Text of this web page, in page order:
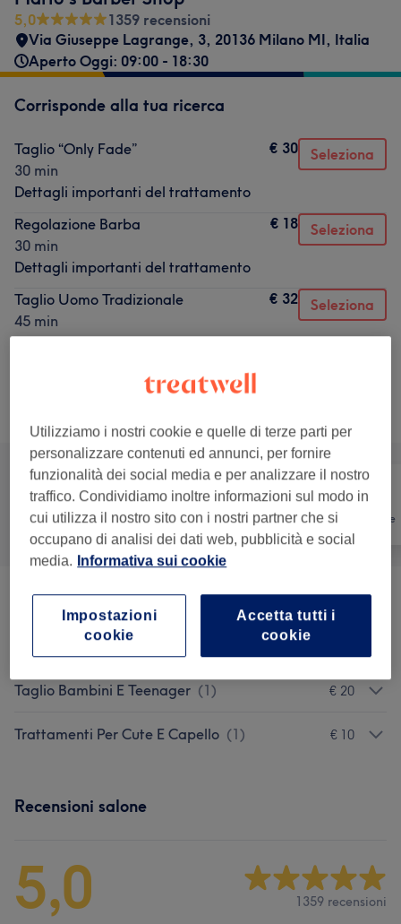
5,0
1359 recensioni
Via Giuseppe Lagrange, 3, 20136 Milano MI, Italia
Aperto Oggi: 09:00 - 18:30
Corrisponde alla tua ricerca
Taglio “Only Fade”
30 min
Dettagli importanti del trattamento
€ 30 Seleziona
Regolazione Barba
30 min
Dettagli importanti del trattamento
€ 18 Seleziona
Taglio Uomo Tradizionale
45 min
Dettagli importanti del trattamento
€ 32 Seleziona
Non è quello che cercavi?
Tutti Capelli Depilazione
Taglio Bambini E Teenager (1) € 20
Trattamenti Per Cute E Capello (1) € 10
Recensioni salone
5,0 1359 recensioni
Utilizziamo i nostri cookie e quelle di terze parti per
personalizzare contenuti ed annunci, per fornire
funzionalità dei social media e per analizzare il nostro
traffico. Condividiamo inoltre informazioni sul modo in
cui utilizza il nostro sito con i nostri partner che si
occupano di analisi dei dati web, pubblicità e social
media. Informativa sui cookie
Accetta tutti i
cookie
Impostazioni
cookie